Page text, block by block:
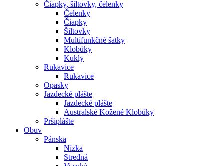
Čiapky, šiltovky, čelenky
Čelenky
Čiapky
Šiltovky
Multifunkčné šatky
Klobúky
Kukly
Rukavice
Rukavice
Opasky
Jazdecké plášte
Jazdecké plášte
Australské Kožené Klobúky
Pršiplášte
Obuv
Pánska
Nízka
Stredná